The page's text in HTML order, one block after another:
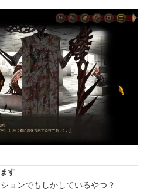
す
ョンでもしかしているやつ？